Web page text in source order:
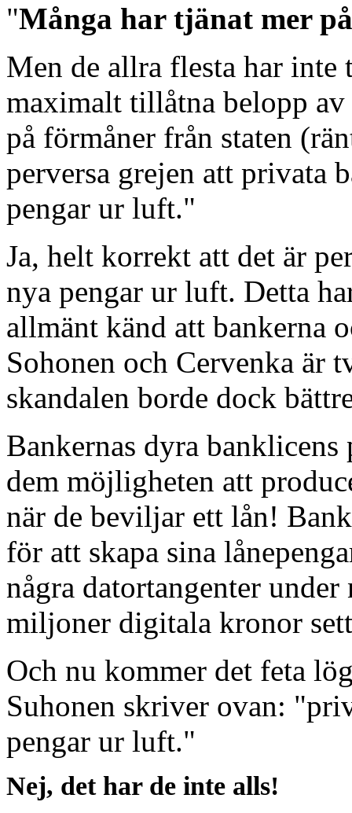
"Många har tjänat mer
Men de allra flesta har
maximalt tillåtna belopp
på förmåner från staten
perversa grejen att privata
pengar ur luft."
Ja, helt korrekt att det är
nya pengar ur luft. Detta
allmänt känd att bankerna
Sohonen och Cervenka är
skandalen borde dock
Bankernas dyra
dem möjligheten att
när de beviljar ett lån!
för att skapa sina
några datortangenter
miljoner digitala kronor
Och nu kommer det feta
Suhonen skriver ovan:
pengar ur luft."
Nej, det har de inte alls!